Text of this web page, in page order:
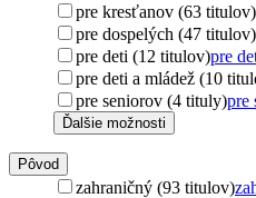
pre kresťanov (63 titulov)
pre dospelých (47 titulov)
pre deti (12 titulov)pre
pre deti a mládež (10
pre seniorov (4 tituly)pre
Ďalšie možnosti
Pôvod
zahraničný (93 titulov)